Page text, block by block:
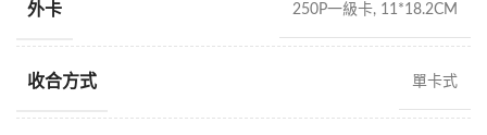
外卡 250P一級卡, 11*18.2CM
收合方式 單卡式